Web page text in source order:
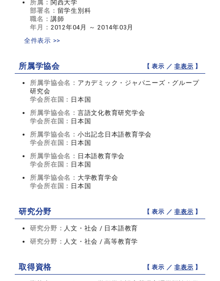
所属： 関西大学
部署名： 留学生別科
職名： 講師
年月： 2012年04月 ～ 2014年03月
全件表示 >>
所属学協会 【 表示 ／非表示 】
所属学協会名： アカデミック・ジャパニーズ・グループ
研究会
学会所在国： 日本国
所属学協会名： 言語文化教育研究学会
学会所在国： 日本国
所属学協会名： 小出記念日本語教育学会
学会所在国： 日本国
所属学協会名： 日本語教育学会
学会所在国： 日本国
所属学協会名： 大学教育学会
学会所在国： 日本国
研究分野 【 表示 ／非表示 】
研究分野： 人文・社会 / 日本語教育
研究分野： 人文・社会 / 高等教育学
取得資格 【 表示 ／非表示 】